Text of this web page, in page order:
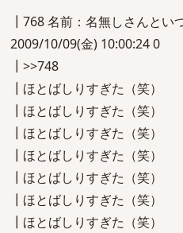
┃768 名前：名無しさんとい
2009/10/09(金) 10:00:24 0
┃>>748
┃ほとばしりすぎた（笑）
┃ほとばしりすぎた（笑）
┃ほとばしりすぎた（笑）
┃ほとばしりすぎた（笑）
┃ほとばしりすぎた（笑）
┃ほとばしりすぎた（笑）
┃ほとばしりすぎた（笑）